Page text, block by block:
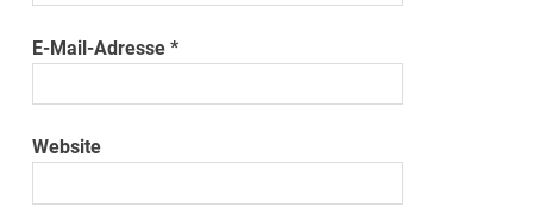
E-Mail-Adresse*
Website